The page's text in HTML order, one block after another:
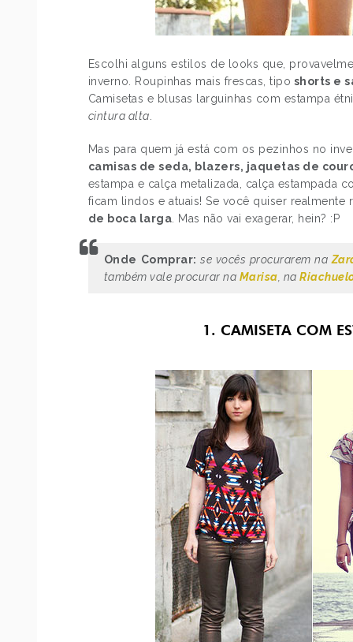
Escolhi alguns estilos de looks que,
inverno. Roupinhas mais frescas, tipo shorts e
Camisetas e blusas larguinhas com estampa
cintura alta
Mas para quem já está com os pezinhos no
camisas de seda, blazers, jaquetas de
estampa e calça metalizada, calça estampada
ficam lindos e atuais! Se você quiser
de boca larga . Mas não vai exagerar, hein? :P
Onde Comprar: se vocês procurarem na
também vale procurar na Marisa , na
1. CAMISETA COM